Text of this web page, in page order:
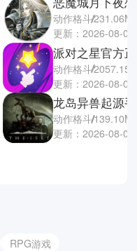
动作格斗231.06M
更新：2026-08-03
派对之星官方
动作格斗
更新：2026-08-03
龙岛异兽起源
动作格斗139.10M
更新：2026-08-02
RPG游戏